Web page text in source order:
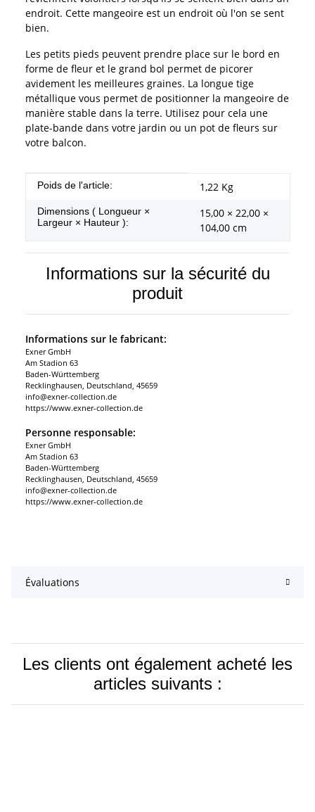
endroit. Cette mangeoire est un endroit où l'on se sent
bien.
Les petits pieds peuvent prendre place sur le bord en
forme de fleur et le grand bol permet de picorer
avidement les meilleures graines. La longue tige
métallique vous permet de positionner la mangeoire de
manière stable dans la terre. Utilisez pour cela une
plate-bande dans votre jardin ou un pot de fleurs sur
votre balcon.
#productDetails.itemInformation#
#productDetails.itemValue#
Poids de l'article: 1,22 Kg
Dimensions ( Longueur ×
Largeur × Hauteur ):
15,00 × 22,00 ×
104,00 cm
Informations sur la sécurité du
produit
Informations sur le fabricant:
Exner GmbH
Am Stadion 63
Baden-Württemberg
Recklinghausen, Deutschland, 45659
info@exner-collection.de
https://www.exner-collection.de
Personne responsable:
Exner GmbH
Am Stadion 63
Baden-Württemberg
Recklinghausen, Deutschland, 45659
info@exner-collection.de
https://www.exner-collection.de
Évaluations
Les clients ont également acheté les
articles suivants :